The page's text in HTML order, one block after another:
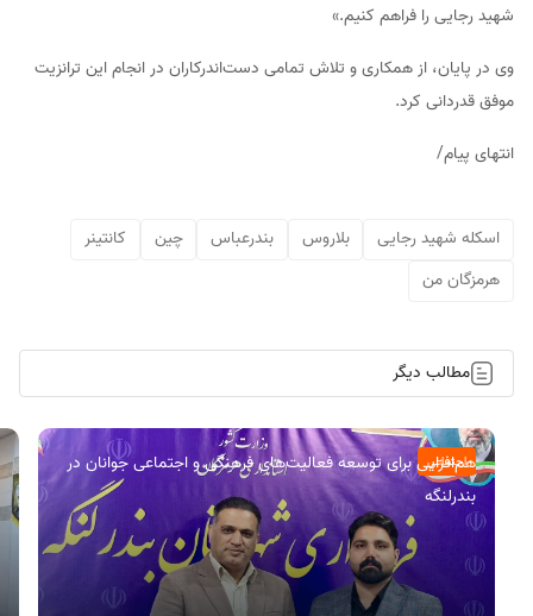
شهید رجایی را فراهم کنیم.»
وی در پایان، از همکاری و تلاش تمامی دست‌اندرکاران در انجام این ترانزیت
موفق قدردانی کرد.
انتهای پیام/
اسکله شهید رجایی بلاروس بندرعباس چین
کانتینر
هرمزگان من
مطالب دیگر
اجتماعی
هم‌افزایی برای توسعه فعالیت‌های فرهنگی و اجتماعی جوانان در
بندرلنگه